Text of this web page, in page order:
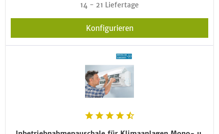
14 - 21 Liefertage
Konfigurieren